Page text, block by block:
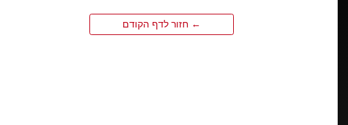
← חזור לדף הקודם